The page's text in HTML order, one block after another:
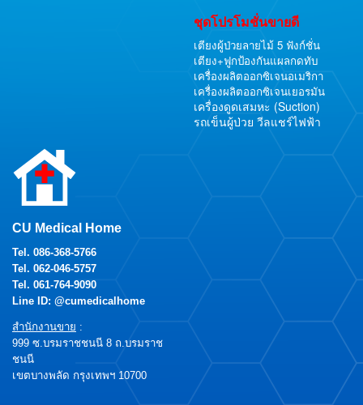
ชุดโปรโมชั่นขายดี
เตียงผู้ป่วยลายไม้ 5 ฟังก์ชั่น
เตียง+ฟูกป้องกันแผลกดทับ
เครื่องผลิตออกซิเจนอเมริกา
เครื่องผลิตออกซิเจนเยอรมัน
เครื่องดูดเสมหะ (Suction)
รถเข็นผู้ป่วย วีลแชร์ไฟฟ้า
CU Medical Home
Tel. 086-368-5766
Tel. 062-046-5757
Tel. 061-764-9090
Line ID: @cumedicalhome
สำนักงานขาย :
999 ซ.บรมราชชนนี 8 ถ.บรมราช
ชนนี
เขตบางพลัด กรุงเทพฯ 10700